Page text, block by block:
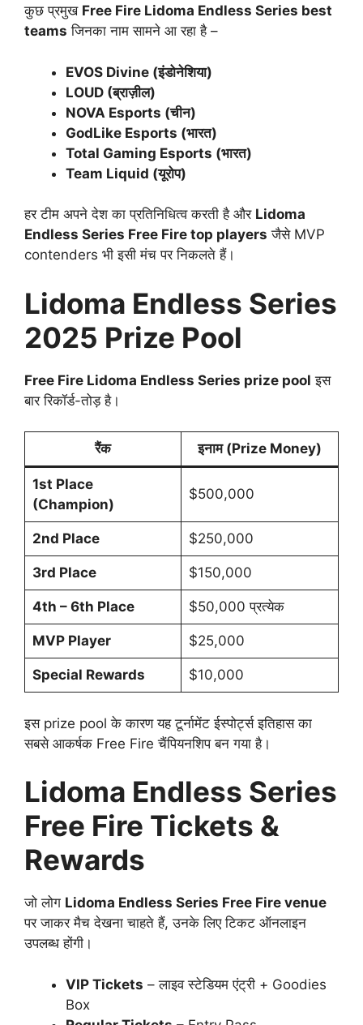
कुछ प्रमुख Free Fire Lidoma Endless Series best
teams जिनका नाम सामने आ रहा है –
EVOS Divine (इंडोनेशिया)
LOUD (ब्राज़ील)
NOVA Esports (चीन)
GodLike Esports (भारत)
Total Gaming Esports (भारत)
Team Liquid (यूरोप)
हर टीम अपने देश का प्रतिनिधित्व करती है और Lidoma
Endless Series Free Fire top players जैसे MVP
contenders भी इसी मंच पर निकलते हैं।
Lidoma Endless Series
2025 Prize Pool
Free Fire Lidoma Endless Series prize pool इस
बार रिकॉर्ड-तोड़ है।
रैंक इनाम (Prize Money)
1st Place
(Champion)
$500,000
2nd Place $250,000
3rd Place $150,000
4th – 6th Place $50,000 प्रत्येक
MVP Player $25,000
Special Rewards $10,000
इस prize pool के कारण यह टूर्नामेंट ईस्पोर्ट्स इतिहास का
सबसे आकर्षक Free Fire चैंपियनशिप बन गया है।
Lidoma Endless Series
Free Fire Tickets &
Rewards
जो लोग Lidoma Endless Series Free Fire venue
पर जाकर मैच देखना चाहते हैं, उनके लिए टिकट ऑनलाइन
उपलब्ध होंगी।
VIP Tickets – लाइव स्टेडियम एंट्री + Goodies
Box